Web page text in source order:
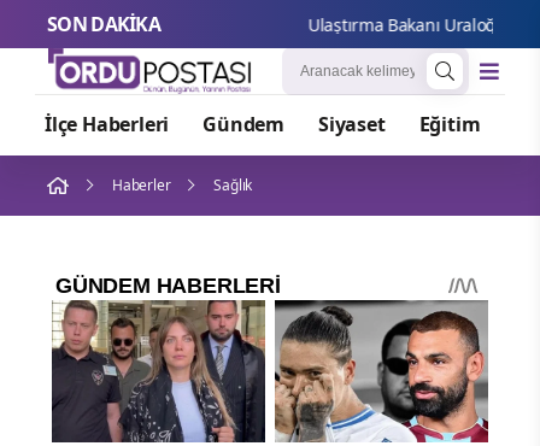
SON DAKİKA Ulaştırma Bakanı Uraloğlu, AK
İlçe Haberleri Gündem Siyaset Eğitim
Haberler Sağlık